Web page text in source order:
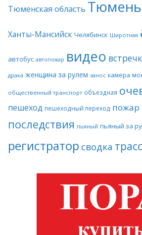
Тюменская область Тюмень
Ханты-Мансийск Челябинск Широтная
автобус автопожар видео
драка женщина за рулем занос камера
общественный транспорт объездная
пешеход пешеходный переход пожар
последствия пьяный пьяный за
регистратор сводка